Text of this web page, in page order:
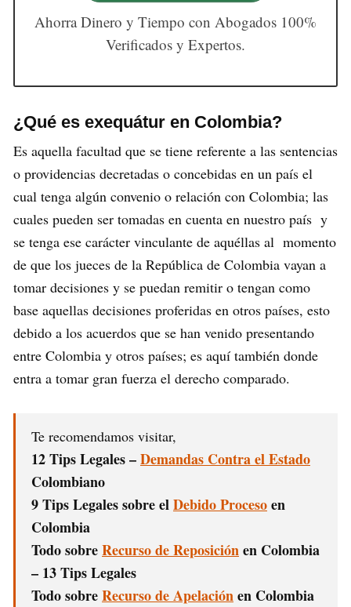
Ahorra Dinero y Tiempo con Abogados 100%
Verificados y Expertos.
¿Qué es exequátur en Colombia?
Es aquella facultad que se tiene referente a las sentencias
o providencias decretadas o concebidas en un país el
cual tenga algún convenio o relación con Colombia; las
cuales pueden ser tomadas en cuenta en nuestro país y
se tenga ese carácter vinculante de aquéllas al momento
de que los jueces de la República de Colombia vayan a
tomar decisiones y se puedan remitir o tengan como
base aquellas decisiones proferidas en otros países, esto
debido a los acuerdos que se han venido presentando
entre Colombia y otros países; es aquí también donde
entra a tomar gran fuerza el derecho comparado.
Te recomendamos visitar,
12 Tips Legales –Demandas Contra el Estado
Colombiano
9 Tips Legales sobre elDebido Procesoen
Colombia
Todo sobreRecurso de Reposiciónen Colombia
– 13 Tips Legales
Todo sobreRecurso de Apelaciónen Colombia